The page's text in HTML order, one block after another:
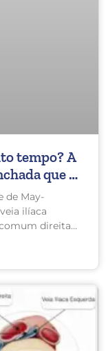
tempo? A
que a
ter
de May-
ilíaca
direita.
varizes no